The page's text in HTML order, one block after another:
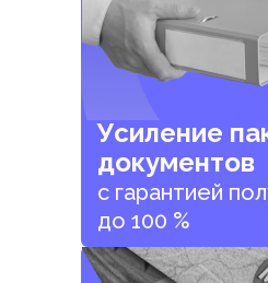
Усиление
документов
с гарантией
до 100 %